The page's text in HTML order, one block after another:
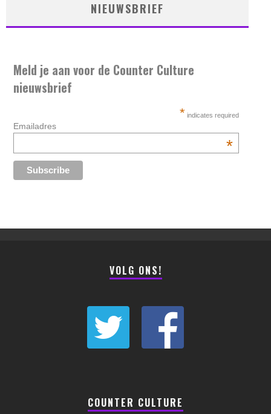
NIEUWSBRIEF
Meld je aan voor de Counter Culture
nieuwsbrief
* indicates required
Emailadres
*
VOLG ONS!
COUNTER CULTURE